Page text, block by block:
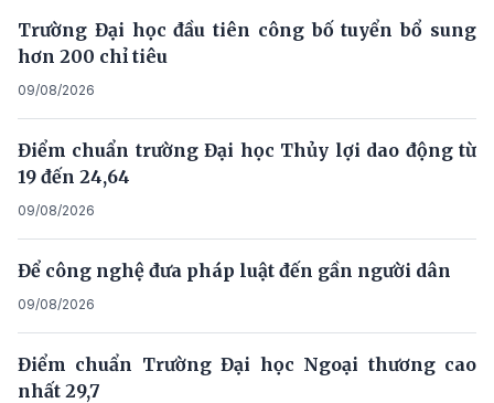
Trường Đại học đầu tiên công bố tuyển bổ sung
hơn 200 chỉ tiêu
09/08/2026
Điểm chuẩn trường Đại học Thủy lợi dao động từ
19 đến 24,64
09/08/2026
Để công nghệ đưa pháp luật đến gần người dân
09/08/2026
Điểm chuẩn Trường Đại học Ngoại thương cao
nhất 29,7